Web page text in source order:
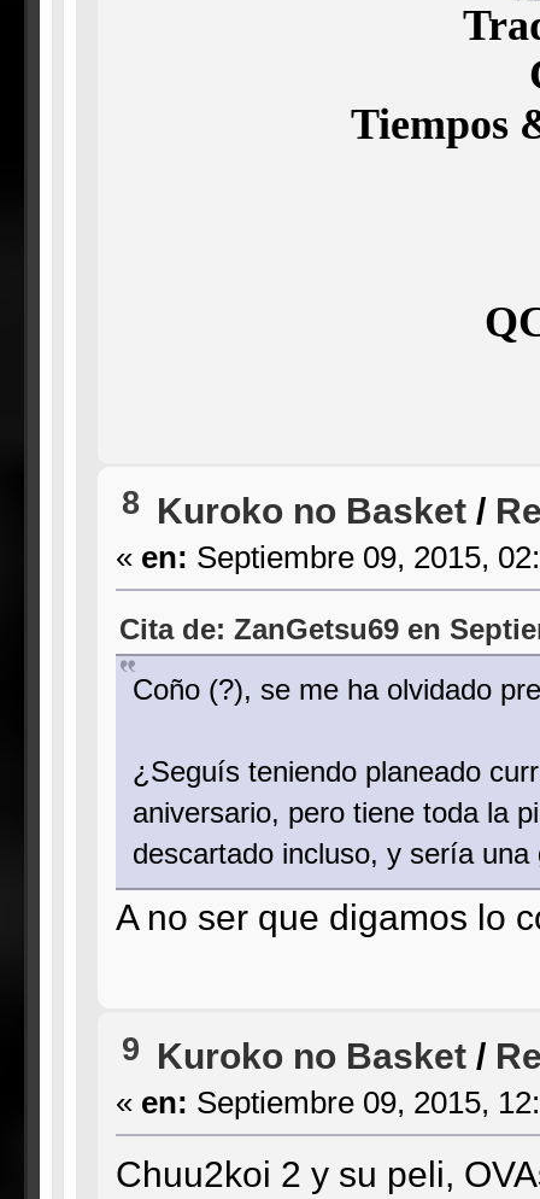
Tiempos
8 Kuroko no Basket/
« en: Septiembre 09, 2015,
Cita de: ZanGetsu69 en
Coño (?), se me ha olvidado
¿Seguís teniendo planeado
aniversario, pero tiene toda la
descartado incluso, y sería
A no ser que digamos lo
9 Kuroko no Basket/
« en: Septiembre 09, 2015,
Chuu2koi 2 y su peli,